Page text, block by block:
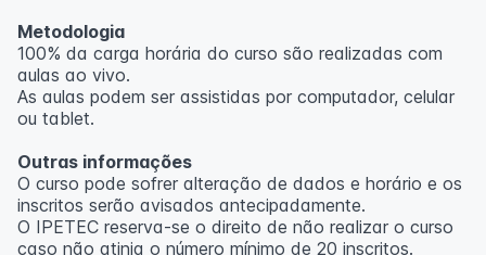
Metodologia
100% da carga horária do curso são realizadas com
aulas ao vivo.
As aulas podem ser assistidas por computador, celular
ou tablet.
Outras informações
O curso pode sofrer alteração de dados e horário e os
inscritos serão avisados ​​antecipadamente.
O IPETEC reserva-se o direito de não realizar o curso
caso não atinja o número mínimo de 20 inscritos.